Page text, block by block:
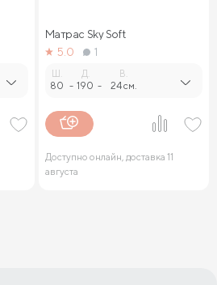
Матрас Sky Soft
5.0
1
Ш.
80 -
Д.
190 -
В.
24 см.
Доступно онлайн, доставка 11
августа